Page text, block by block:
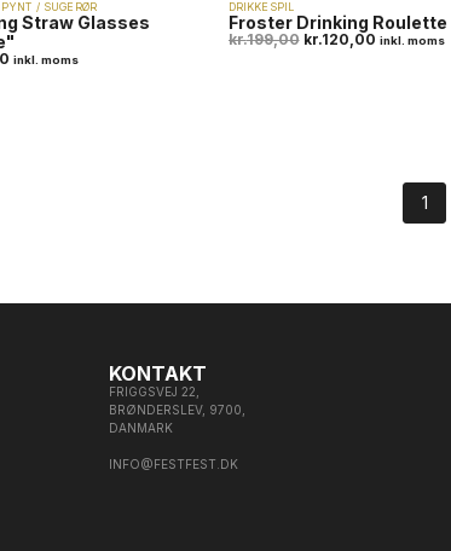
/ SUGERØR
Straw Glasses
inkl. moms
DRIKKESPIL
Froster Drinking Roulette
kr.199,00 kr.120,00 inkl. moms
1
KONTAKT
FRIGGSVEJ 22,
BRØNDERSLEV, 9700,
DANMARK
INFO@FESTFEST.DK